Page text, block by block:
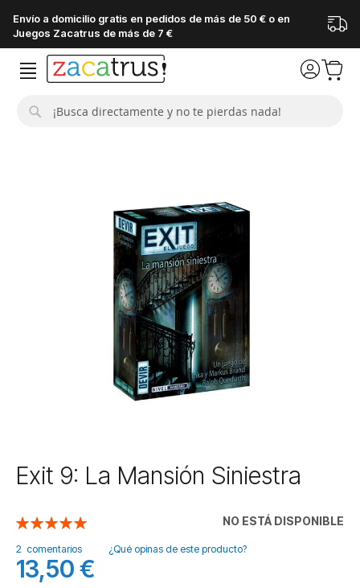
Envío a domicilio gratis en pedidos de más de 50 € o en
Juegos Zacatrus de más de 7 €
Saltar
al
de
la
galería
de
imágenes
Exit 9: La Mansión Siniestra
NO ESTÁ DISPONIBLE
Valoración:
2 comentarios ¿Qué opinas de este producto?
13,50 €